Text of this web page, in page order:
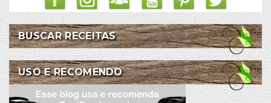
BUSCAR RECEITAS
USO E RECOMENDO